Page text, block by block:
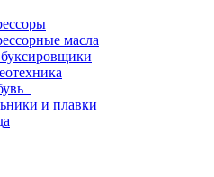
масла
и плавки